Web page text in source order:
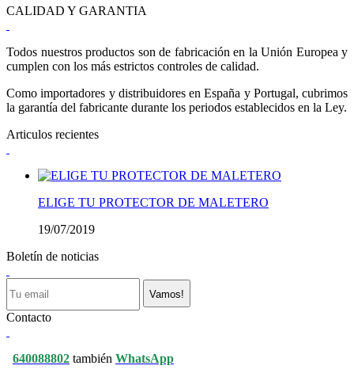
CALIDAD Y GARANTIA
Todos nuestros productos son de fabricación en la Unión Europea y
cumplen con los más estrictos controles de calidad.
Como importadores y distribuidores en España y Portugal, cubrimos
la garantía del fabricante durante los periodos establecidos en la Ley.
Articulos recientes
ELIGE TU PROTECTOR DE MALETERO
19/07/2019
Boletín de noticias
Vamos!
Contacto
640088802 también WhatsApp